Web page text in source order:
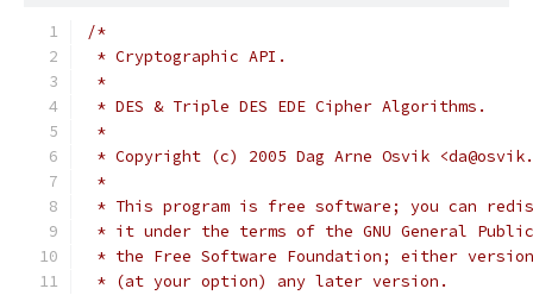
/*
* Cryptographic API.
*
* DES & Triple DES EDE Cipher Algorithms.
*
* Copyright (c) 2005 Dag Arne Osvik
*
* This program is free software; you can
* it under the terms of the GNU General
* the Free Software Foundation; either
* (at your option) any later version.